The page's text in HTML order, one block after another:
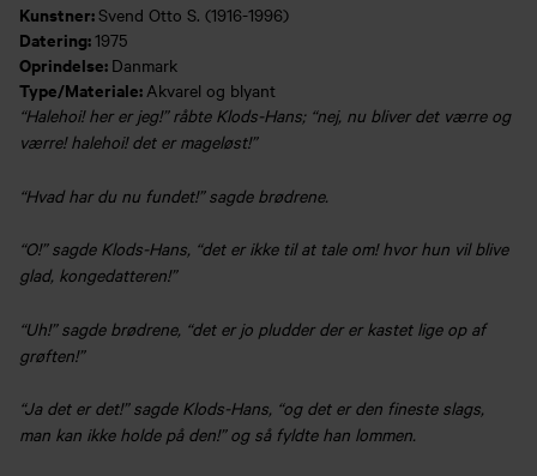
Kunstner:Svend Otto S. (1916-1996)
Datering:1975
Oprindelse: Danmark
Type/Materiale:Akvarel og blyant
“Halehoi! her er jeg!” råbte Klods-Hans; “nej, nu bliver det værre og
værre! halehoi! det er mageløst!”
“Hvad har du nu fundet!” sagde brødrene.
“O!” sagde Klods-Hans, “det er ikke til at tale om! hvor hun vil blive
glad, kongedatteren!”
“Uh!” sagde brødrene, “det er jo pludder der er kastet lige op af
grøften!”
“Ja det er det!” sagde Klods-Hans, “og det er den fineste slags,
man kan ikke holde på den!” og så fyldte han lommen.